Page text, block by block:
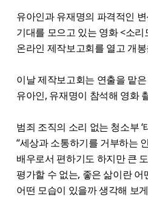
유아인과 유재명의 파격적인
기대를 모으고 있는 영화 <소
온라인 제작보고회를 열고 개
이날 제작보고회는 연출을 맡
유아인, 유재명이 참석해 영화
범죄 조직의 소리 없는 청소부 ‘
“세상과 소통하기를 거부하는
배우로서 편하기도 하지만 큰
평가할 수 없는, 좋은 삶이란
어떤 모습이 있을까 생각해 보